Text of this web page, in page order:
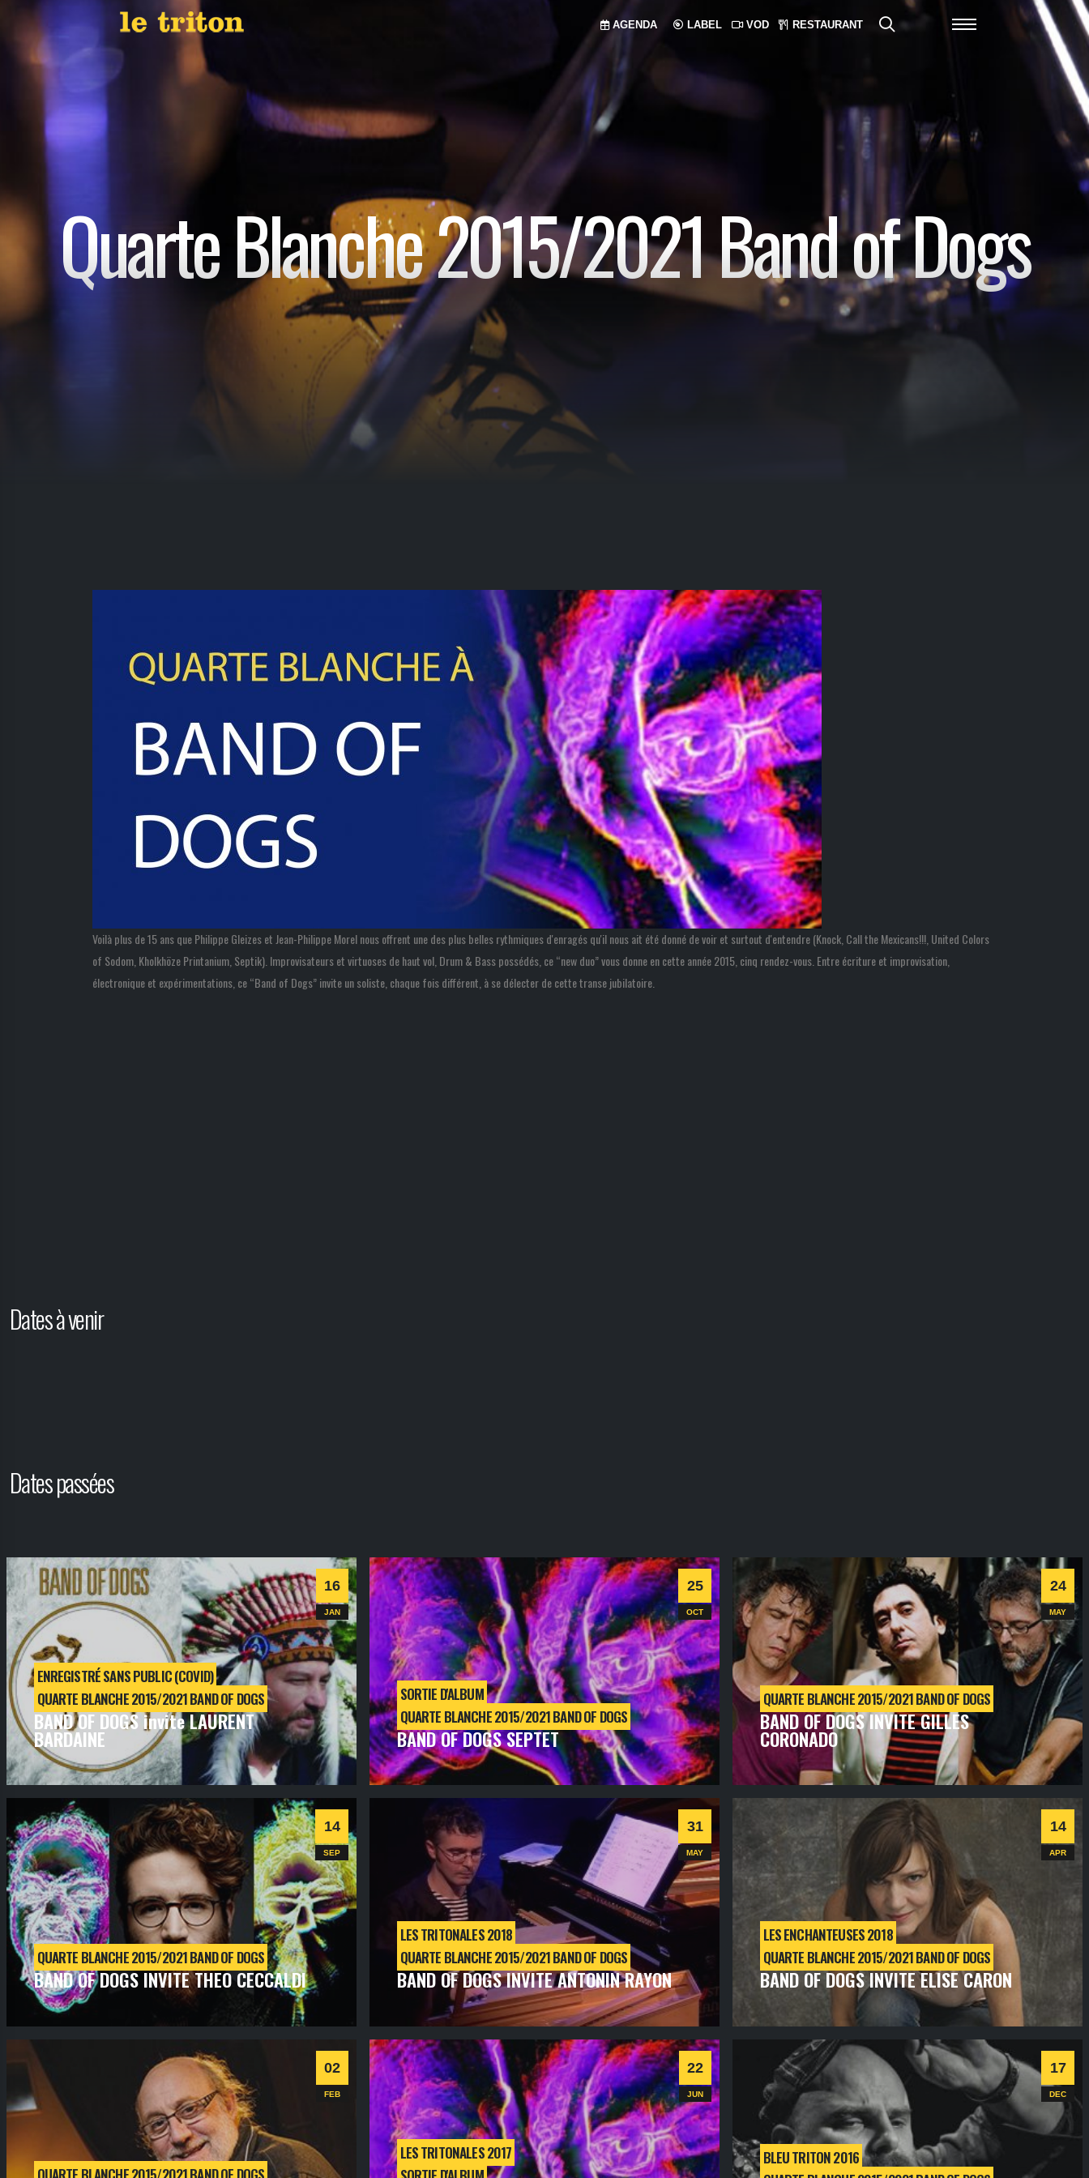
AGENDA LABEL VOD RESTAURANT
Quarte Blanche 2015/2021 Band of Dogs
Voilà plus de 15 ans que Philippe Gleizes et Jean-Philippe Morel nous offrent une des plus belles rythmiques d'enragés qu'il nous ait été donné de voir et surtout d'entendre (Knock, Call the Mexicans!!!, United Colors
of Sodom, Kholkhöze Printanium, Septik). Improvisateurs et virtuoses de haut vol, Drum & Bass possédés, ce “new duo” vous donne en cette année 2015, cinq rendez-vous. Entre écriture et improvisation,
électronique et expérimentations, ce “Band of Dogs” invite un soliste, chaque fois différent, à se délecter de cette transe jubilatoire.
Dates à venir
Dates passées
16
JAN
ENREGISTRÉ SANS PUBLIC (COVID)
QUARTE BLANCHE 2015/2021 BAND OF DOGS
BAND OF DOGS invite LAURENT
BARDAINE
samedi16janv2021- 18h45- SALLE 1
Informations Billetterie
Progressive
25
OCT
SORTIE D'ALBUM
QUARTE BLANCHE 2015/2021 BAND OF DOGS
BAND OF DOGS SEPTET
vendredi25 - SALLE 1
Informations Billetterie
24
MAY
QUARTE BLANCHE 2015/2021 BAND OF DOGS
BAND OF DOGS INVITE GILLES
CORONADO
vendredi 24 mai2019 - 20h30- SALLE 1
Informations Billetterie
14
SEP
QUARTE BLANCHE 2015/2021 BAND OF DOGS
BAND OF DOGS INVITE THEO CECCALDI
Billetterie
31
MAY
LES TRITONALES 2018
QUARTE BLANCHE 2015/2021 BAND OF DOGS
BAND OF DOGS INVITE ANTONIN RAYON
31mai2018 - 21h00- SALLE 1
Informations Billetterie
14
APR
LES ENCHANTEUSES 2018
QUARTE BLANCHE 2015/2021 BAND OF DOGS
BAND OF DOGS INVITE ELISE CARON
- 21h00 - SALLE 1
Informations Billetterie
02
FEB
22
JUN
LES TRITONALES 2017
17
DEC
BLEU TRITON 2016